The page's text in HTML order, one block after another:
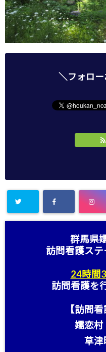
＼フォロ
群馬県
訪問看護ス
24時間
訪問看護を
【訪問
嬬恋
草